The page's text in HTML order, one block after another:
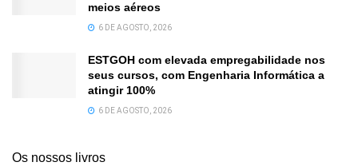
meios aéreos
6 DE AGOSTO, 2026
ESTGOH com elevada empregabilidade nos
seus cursos, com Engenharia Informática a
atingir 100%
6 DE AGOSTO, 2026
Os nossos livros